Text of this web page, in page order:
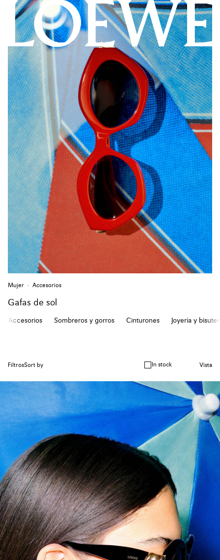
Mujer Accesorios
Gafas de sol
Accesorios Sombreros y gorros Cinturones Joyería y
FiltrosSort by In stock Vista